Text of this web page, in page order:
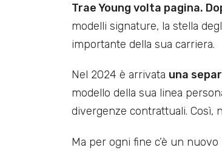
Trae Young volta pagina.
modelli signature, la stella
importante della sua carriera.
Nel 2024 è arrivata una
modello della sua linea
divergenze contrattuali. Così,
Ma per ogni fine c’è un nuovo